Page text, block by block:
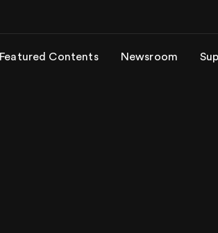
Featured Contents Newsroom